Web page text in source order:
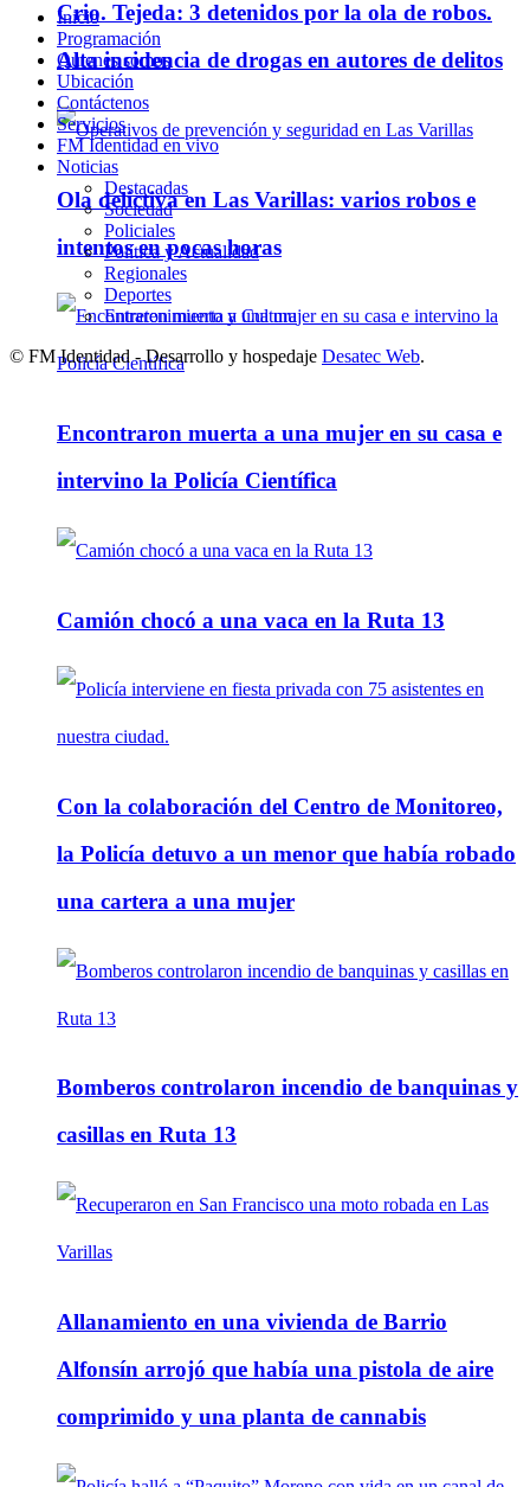
Crio. Tejeda: 3 detenidos por la ola de robos.
Alta incidencia de drogas en autores de delitos
Ola delictiva en Las Varillas: varios robos e
intentos en pocas horas
Encontraron muerta a una mujer en su casa e
intervino la Policía Científica
Camión chocó a una vaca en la Ruta 13
Con la colaboración del Centro de Monitoreo,
la Policía detuvo a un menor que había robado
una cartera a una mujer
Bomberos controlaron incendio de banquinas y
casillas en Ruta 13
Allanamiento en una vivienda de Barrio
Alfonsín arrojó que había una pistola de aire
comprimido y una planta de cannabis
Inicio
Programación
Quienes somos
Ubicación
Contáctenos
Servicios
FM Identidad en vivo
Noticias
Destacadas
Sociedad
Policiales
Política y Actualidad
Regionales
Deportes
Entretenimiento y Cultura
© FM Identidad - Desarrollo y hospedaje Desatec Web.